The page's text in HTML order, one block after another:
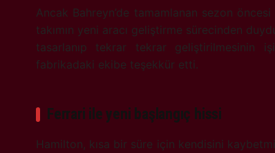
Ancak Bahreyn’de tamamlanan sezon
takımın yeni aracı geliştirme sürecinden
tasarlanıp tekrar tekrar geliştirilmesinin
fabrikadaki ekibe teşekkür etti.
Ferrari ile yeni başlangıç hissi
Hamilton, kısa bir süre için kendisini